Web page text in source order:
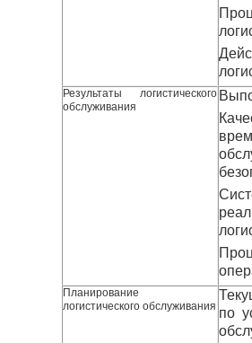
Результаты логистического
обслуживания
Планирование
логистического обслуживания по